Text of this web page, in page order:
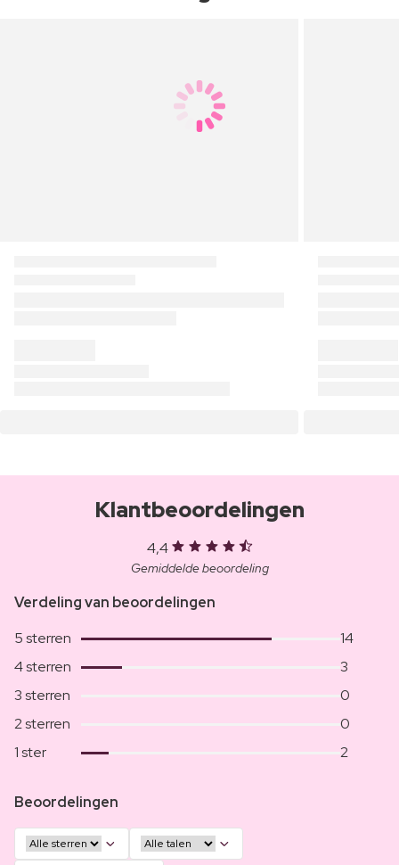
Klantbeoordelingen
4,4
Gemiddelde beoordeling
Verdeling van beoordelingen
5 sterren
14
4 sterren
3
3 sterren
0
2 sterren
0
1 ster
2
Beoordelingen